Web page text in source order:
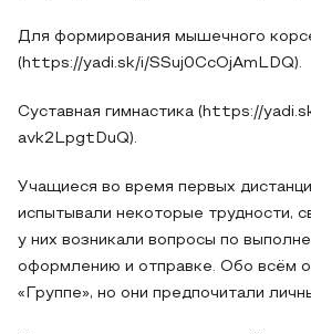
Для формирования мышечного
(https://yadi.sk/i/SSuj0CcOjAmLDQ).
Суставная гимнастика (https://
avk2LpgtDuQ).
Учащиеся во время первых
испытывали некоторые трудности,
у них возникали вопросы по
оформлению и отправке. Обо всём
«Группе», но они предпочитали